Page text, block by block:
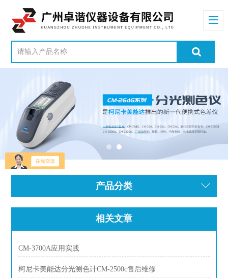
产品分类
相关文章
CM-3700A应用实践
柯尼卡美能达分光测色计CM-2500c售后维修